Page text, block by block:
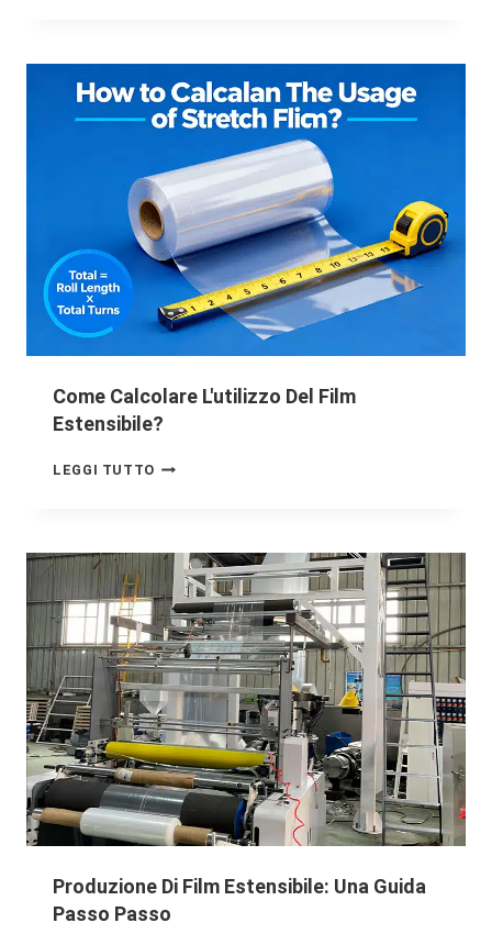
Come Calcolare L'utilizzo Del Film
Estensibile?
LEGGI TUTTO
Produzione Di Film Estensibile: Una Guida
Passo Passo